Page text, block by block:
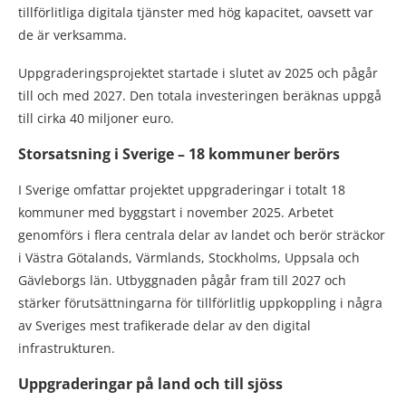
tillförlitliga digitala tjänster med hög kapacitet, oavsett var
de är verksamma.
Uppgraderingsprojektet startade i slutet av 2025 och pågår
till och med 2027. Den totala investeringen beräknas uppgå
till cirka 40 miljoner euro.
Storsatsning i Sverige – 18 kommuner berörs
I Sverige omfattar projektet uppgraderingar i totalt 18
kommuner med byggstart i november 2025. Arbetet
genomförs i flera centrala delar av landet och berör sträckor
i Västra Götalands, Värmlands, Stockholms, Uppsala och
Gävleborgs län. Utbyggnaden pågår fram till 2027 och
stärker förutsättningarna för tillförlitlig uppkoppling i några
av Sveriges mest trafikerade delar av den digital
infrastrukturen.
Uppgraderingar på land och till sjöss